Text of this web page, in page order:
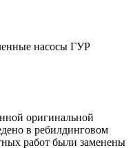
насосы ГУР
оригинальной
в ребилдинговом
работ были заменены